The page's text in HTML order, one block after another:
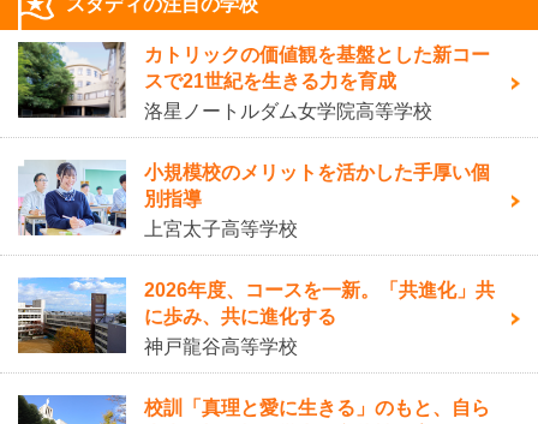
スタディの注目の学校
カトリックの価値観を基盤とした新コー
スで21世紀を生きる力を育成
洛星ノートルダム女学院高等学校
小規模校のメリットを活かした手厚い個
別指導
上宮太子高等学校
2026年度、コースを一新。「共進化」共
に歩み、共に進化する
神戸龍谷高等学校
校訓「真理と愛に生きる」のもと、自ら